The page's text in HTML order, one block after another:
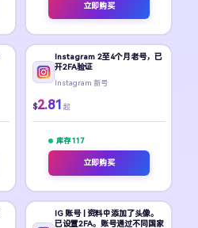
立即购买
Instagram 2至4个月老号，已
开2FA验证
Instagram 新号
$2.81 起
库存 117
立即购买
IG 账号 | 资料中添加了头像。
已设置2FA。账号通过不同国家